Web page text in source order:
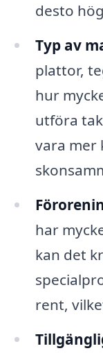
desto
Typ av
plattor,
hur
utföra
vara mer
har
kan det
rent,